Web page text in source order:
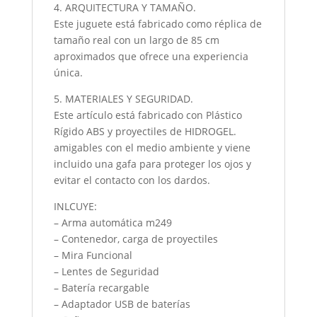
4. ARQUITECTURA Y TAMAÑO.
Este juguete está fabricado como réplica de
tamaño real con un largo de 85 cm
aproximados que ofrece una experiencia
única.
5. MATERIALES Y SEGURIDAD.
Este artículo está fabricado con Plástico
Rígido ABS y proyectiles de HIDROGEL.
amigables con el medio ambiente y viene
incluido una gafa para proteger los ojos y
evitar el contacto con los dardos.
INLCUYE:
– Arma automática m249
– Contenedor, carga de proyectiles
– Mira Funcional
– Lentes de Seguridad
– Batería recargable
– Adaptador USB de baterías